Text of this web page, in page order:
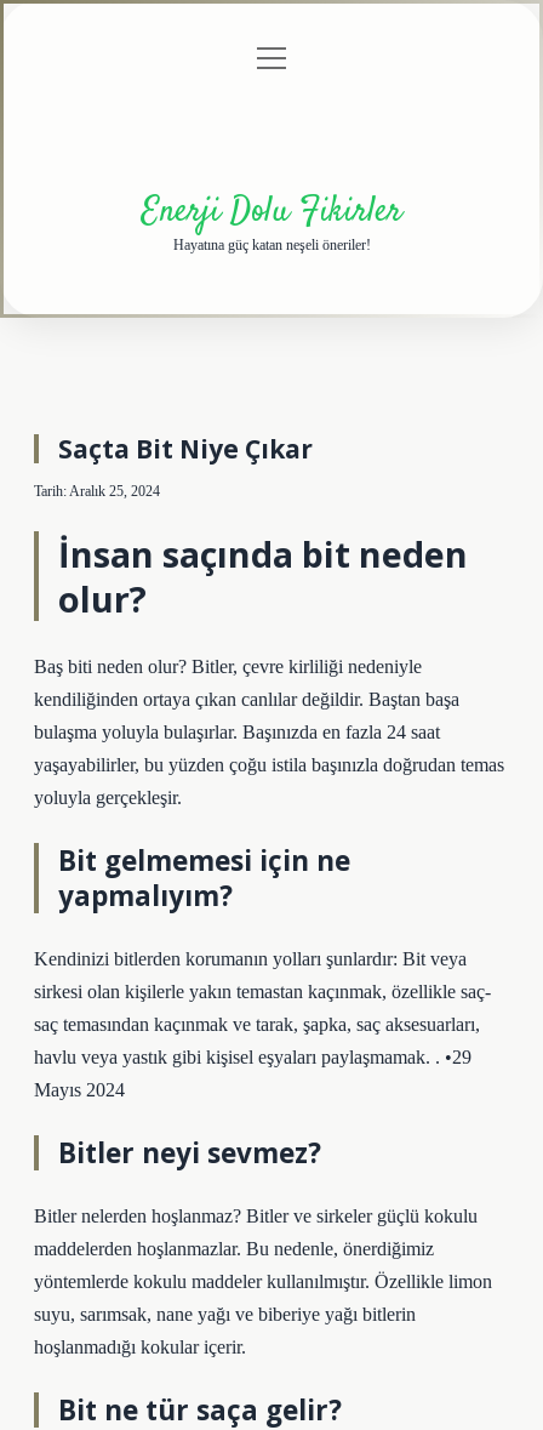
menüyü
Enerji Dolu Fikirler
Hayatına güç katan neşeli öneriler!
Saçta Bit Niye Çıkar
Tarih: Aralık 25, 2024
İnsan saçında bit neden
olur?
Baş biti neden olur? Bitler, çevre kirliliği nedeniyle
kendiliğinden ortaya çıkan canlılar değildir. Baştan başa
bulaşma yoluyla bulaşırlar. Başınızda en fazla 24 saat
yaşayabilirler, bu yüzden çoğu istila başınızla doğrudan temas
yoluyla gerçekleşir.
Bit gelmemesi için ne
yapmalıyım?
Kendinizi bitlerden korumanın yolları şunlardır: Bit veya
sirkesi olan kişilerle yakın temastan kaçınmak, özellikle saç-
saç temasından kaçınmak ve tarak, şapka, saç aksesuarları,
havlu veya yastık gibi kişisel eşyaları paylaşmamak. . •29
Mayıs 2024
Bitler neyi sevmez?
Bitler nelerden hoşlanmaz? Bitler ve sirkeler güçlü kokulu
maddelerden hoşlanmazlar. Bu nedenle, önerdiğimiz
yöntemlerde kokulu maddeler kullanılmıştır. Özellikle limon
suyu, sarımsak, nane yağı ve biberiye yağı bitlerin
hoşlanmadığı kokular içerir.
Bit ne tür saça gelir?